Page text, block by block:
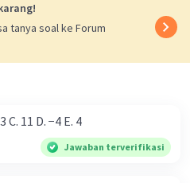
tanya soal ke Forum
A. 3 B. −3 C. 11 D. −4 E. 4
Jawaban terverifikasi